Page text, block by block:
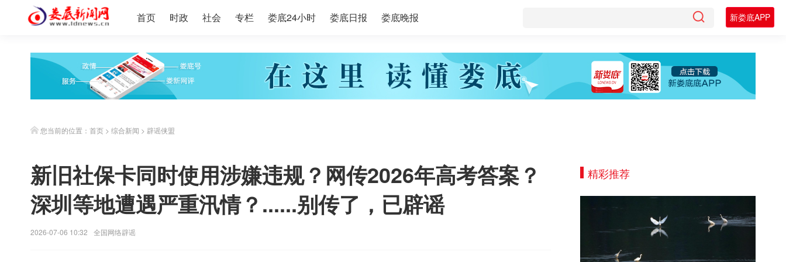
首页 时政 社会 专栏 娄底24小时 娄底日报 娄底晚报 新娄底APP
您当前的位置： 首页 > 综合新闻 > 辟谣侠盟
新旧社保卡同时使用涉嫌违规？网传2026年高考答案？
深圳等地遭遇严重汛情？......别传了，已辟谣
2026-07-06 10:32 全国网络辟谣
精彩推荐